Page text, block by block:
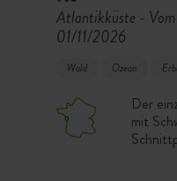
Atlantikküste -
01/11/2026
Wald Ozean
Der
mit